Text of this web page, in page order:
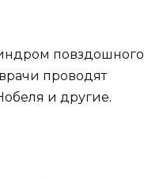
повздошного
проводят
и другие.